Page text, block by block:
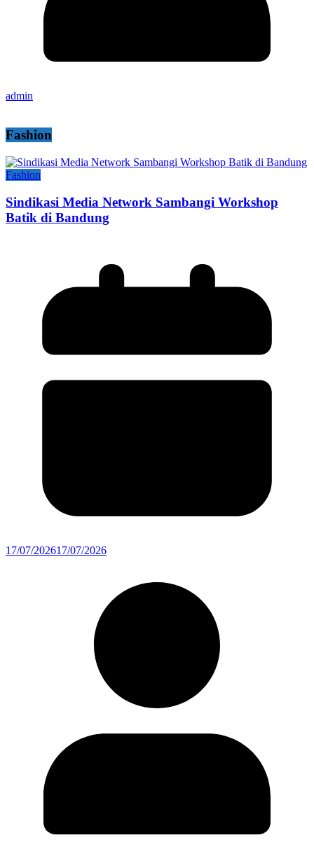
admin
Fashion
Fashion
Sindikasi Media Network Sambangi Workshop
Batik di Bandung
17/07/202617/07/2026